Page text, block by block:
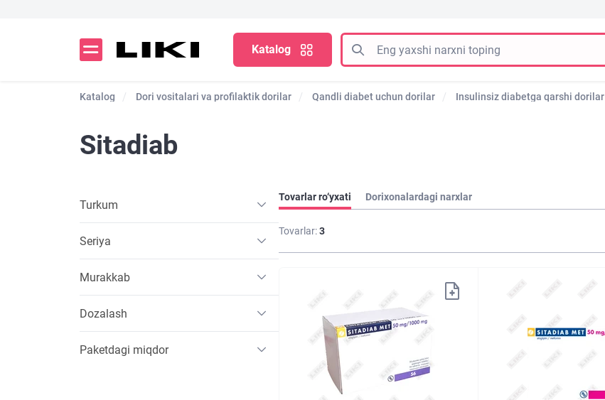
Katalog
Katalog Dori vositalari va profilaktik dorilar Qandli diabet uchun dorilar Insulinsiz diabetga qarshi dorilar
Sitadiab
Turkum
Seriya
Murakkab
Dozalash
Paketdagi miqdor
Tovarlar ro‘yxati Dorixonalardagi narxlar
Tovarlar:3